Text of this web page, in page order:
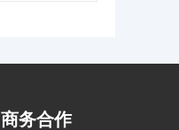
商务合作